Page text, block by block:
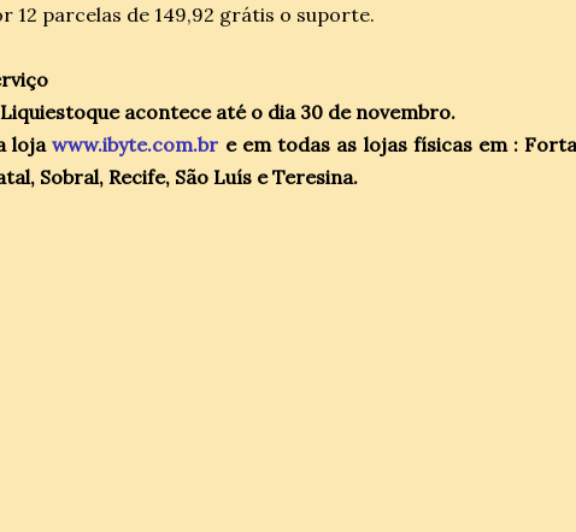
12 parcelas de 149,92 grátis o suporte.
acontece até o dia 30 de novembro.
lojawww.ibyte.com.br e em todas as lojas físicas em :
Sobral, Recife, São Luís e Teresina.